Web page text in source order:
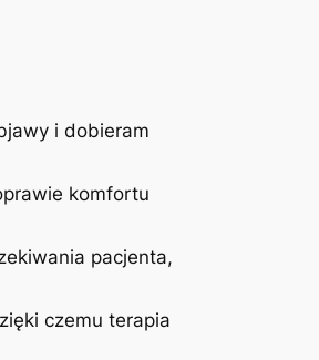
i dobieram
komfortu
pacjenta,
czemu terapia